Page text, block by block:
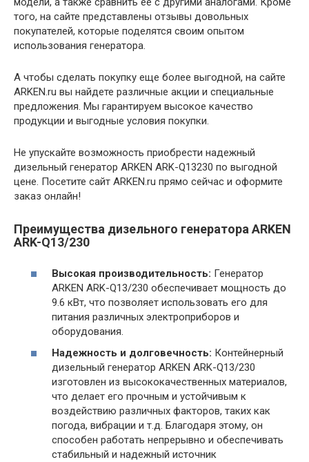
того, на сайте представлены отзывы довольных
покупателей, которые поделятся своим опытом
использования генератора.
А чтобы сделать покупку еще более выгодной, на сайте
ARKEN.ru вы найдете различные акции и специальные
предложения. Мы гарантируем высокое качество
продукции и выгодные условия покупки.
Не упускайте возможность приобрести надежный
дизельный генератор ARKEN ARK-Q13230 по выгодной
цене. Посетите сайт ARKEN.ru прямо сейчас и оформите
заказ онлайн!
Преимущества дизельного генератора ARKEN
ARK-Q13/230
Высокая производительность: Генератор
ARKEN ARK-Q13/230 обеспечивает мощность до
9.6 кВт, что позволяет использовать его для
питания различных электроприборов и
оборудования.
Надежность и долговечность: Контейнерный
дизельный генератор ARKEN ARK-Q13/230
изготовлен из высококачественных материалов,
что делает его прочным и устойчивым к
воздействию различных факторов, таких как
погода, вибрации и т.д. Благодаря этому, он
способен работать непрерывно и обеспечивать
стабильный и надежный источник